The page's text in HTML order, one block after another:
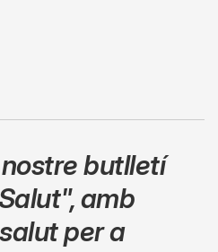
butlletí
,amb
per a